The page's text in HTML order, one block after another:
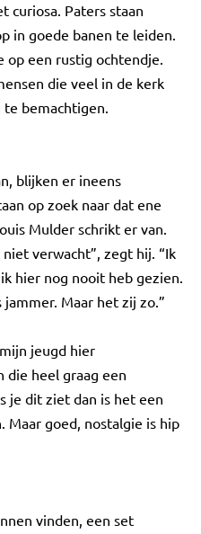
curiosa. Paters staan
in goede banen te leiden.
op een rustig ochtendje.
die veel in de kerk
bemachtigen.
blijken er ineens
op zoek naar dat ene
Mulder schrikt er van.
verwacht”, zegt hij. “Ik
hier nog nooit heb gezien.
Maar het zij zo.”
jeugd hier
die heel graag een
je dit ziet dan is het een
Maar goed, nostalgie is hip
vinden, een set